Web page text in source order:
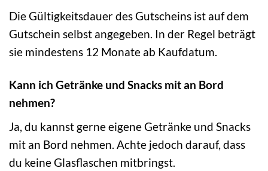
Die Gültigkeitsdauer des Gutscheins ist auf dem
Gutschein selbst angegeben. In der Regel beträgt
sie mindestens 12 Monate ab Kaufdatum.
Kann ich Getränke und Snacks mit an Bord
nehmen?
Ja, du kannst gerne eigene Getränke und Snacks
mit an Bord nehmen. Achte jedoch darauf, dass
du keine Glasflaschen mitbringst.